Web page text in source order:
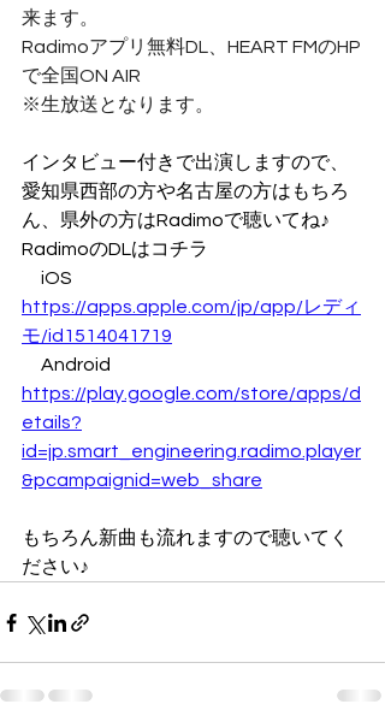
来ます。
Radimoアプリ無料DL、HEART FMのHP
で全国ON AIR
※生放送となります。
インタビュー付きで出演しますので、
愛知県西部の方や名古屋の方はもちろ
ん、県外の方はRadimoで聴いてね♪
RadimoのDLはコチラ
iOS
https://apps.apple.com/jp/app/レディ
モ/id1514041719
Android
https://play.google.com/store/apps/d
etails?
id=jp.smart_engineering.radimo.player
&pcampaignid=web_share
もちろん新曲も流れますので聴いてく
ださい♪